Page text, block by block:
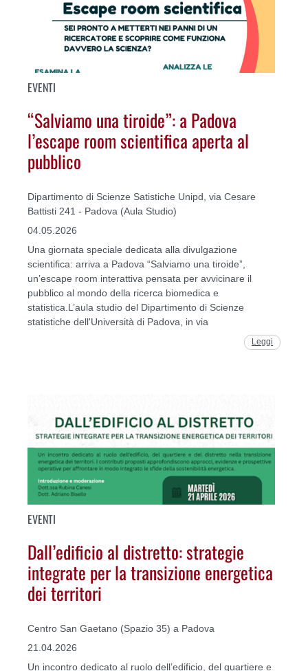
EVENTI
“Salviamo una tiroide”: a Padova
l’escape room scientifica aperta al
pubblico
Dipartimento di Scienze Satistiche Unipd, via Cesare
Battisti 241 - Padova (Aula Studio)
04.05.2026
Una giornata speciale dedicata alla divulgazione
scientifica: arriva a Padova “Salviamo una tiroide”,
un’escape room interattiva pensata per avvicinare il
pubblico al mondo della ricerca biomedica e
statistica.L’aula studio del Dipartimento di Scienze
statistiche dell'Università di Padova, in via
Leggi
EVENTI
Dall’edificio al distretto: strategie
integrate per la transizione energetica
dei territori
Centro San Gaetano (Spazio 35) a Padova
21.04.2026
Un incontro dedicato al ruolo dell’edificio, del quartiere e